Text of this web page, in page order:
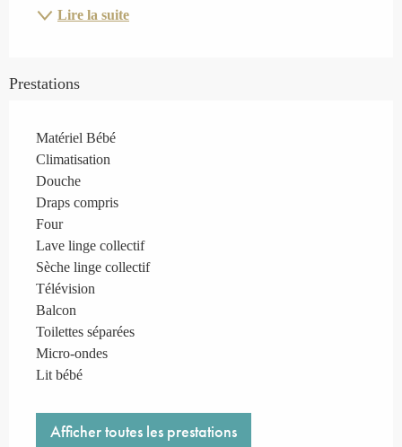
Lire la suite
Prestations
Matériel Bébé
Climatisation
Douche
Draps compris
Four
Lave linge collectif
Sèche linge collectif
Télévision
Balcon
Toilettes séparées
Micro-ondes
Lit bébé
Afficher toutes les prestations